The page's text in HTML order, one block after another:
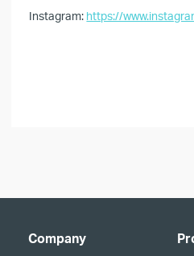
Instagram: https://
Company